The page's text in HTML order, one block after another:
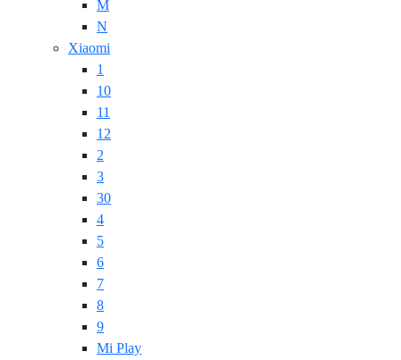
M
N
Xiaomi
1
10
11
12
2
3
30
4
5
6
7
8
9
Mi Play